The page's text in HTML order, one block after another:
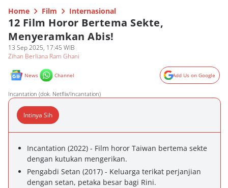
Home Film Internasional
12 Film Horor Bertema Sekte,
Menyeramkan Abis!
13 Sep 2025, 17:45 WIB
Zihan Berliana Ram Ghani
News Channel Add Us on Google
Incantation (dok. Netflix/Incantation)
Intinya Sih
Incantation (2022) - Film horor Taiwan bertema sekte
dengan kutukan mengerikan.
Pengabdi Setan (2017) - Keluarga terikat perjanjian
dengan setan, petaka besar bagi Rini.